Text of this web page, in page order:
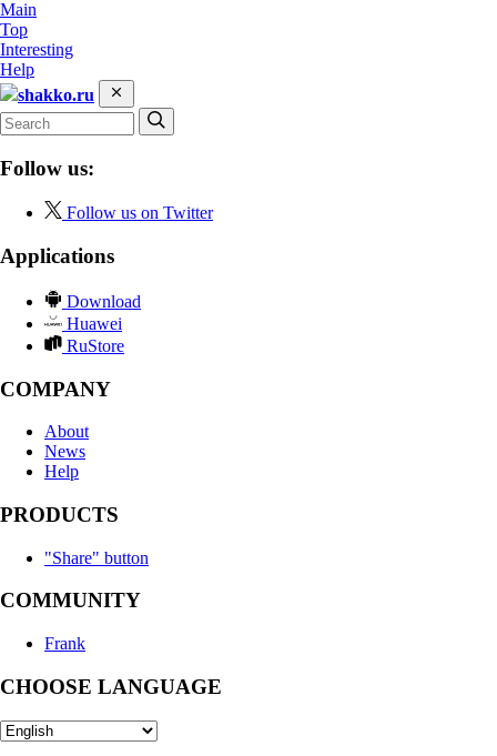
Main
Top
Interesting
Help
shakko.ru
Follow us:
Follow us on Twitter
Applications
Download
Huawei
RuStore
COMPANY
About
News
Help
PRODUCTS
"Share" button
COMMUNITY
Frank
CHOOSE LANGUAGE